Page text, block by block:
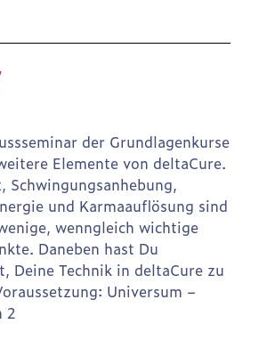
der Grundlagenkurse
Elemente von deltaCure.
Schwingungsanhebung,
und Karmaauflösung sind
wenngleich wichtige
Daneben hast Du
Deine Technik in deltaCure zu
Universum –
2